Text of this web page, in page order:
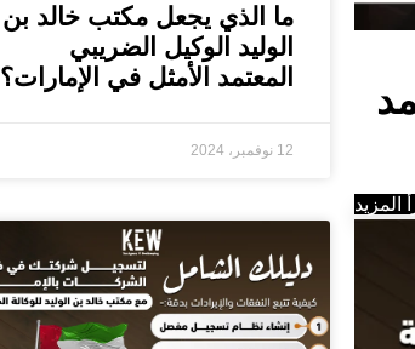
المزيد
ما الذي يجعل مكتب خالد بن
الوليد الوكيل الضريبي
المعتمد الأمثل في الإمارات؟
12 نوفمبر، 2024